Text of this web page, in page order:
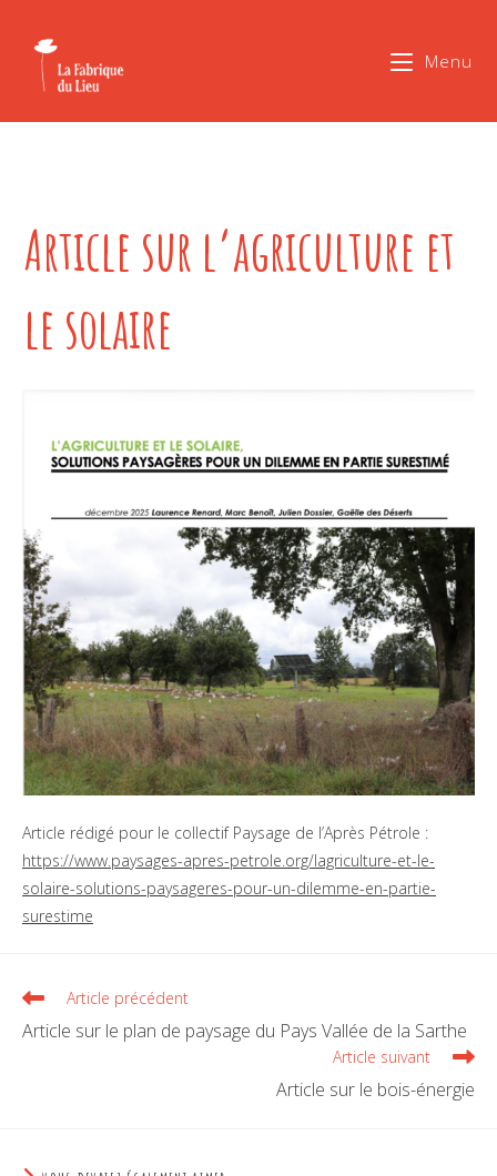
Menu
Article sur l’agriculture et
le solaire
Article rédigé pour le collectif Paysage de l’Après Pétrole :
https://www.paysages-apres-petrole.org/lagriculture-et-le-
solaire-solutions-paysageres-pour-un-dilemme-en-partie-
surestime
Article précédent
Article sur le plan de paysage du Pays Vallée de la Sarthe
Article suivant
Article sur le bois-énergie